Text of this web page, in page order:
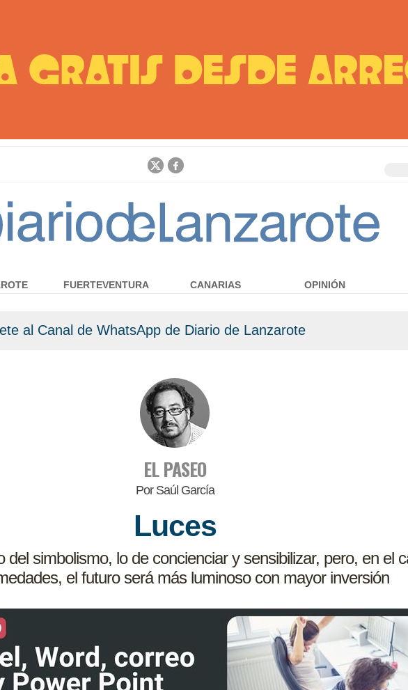
al Canal de WhatsApp de Diario de Lanzarote
EL PASEO
Por Saúl García
Luces
del simbolismo, lo de concienciar y sensibilizar, pero, en el
el futuro será más luminoso con mayor inversión
FUERTEVENTURA CANARIAS OPINIÓN